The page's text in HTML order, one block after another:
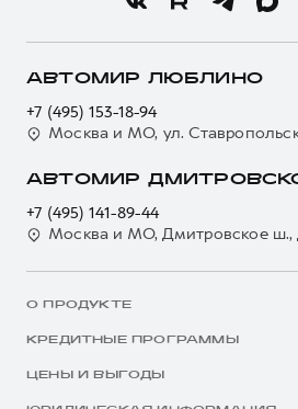
АВТОМИР ЛЮБЛИНО
+7 (495) 153-18-94
Москва и МО, ул.
АВТОМИР
+7 (495) 141-89-44
Москва и МО, Дмитровское ш.,
О ПРОДУКТЕ
КРЕДИТНЫЕ ПРОГРАММЫ
ЦЕНЫ И ВЫГОДЫ